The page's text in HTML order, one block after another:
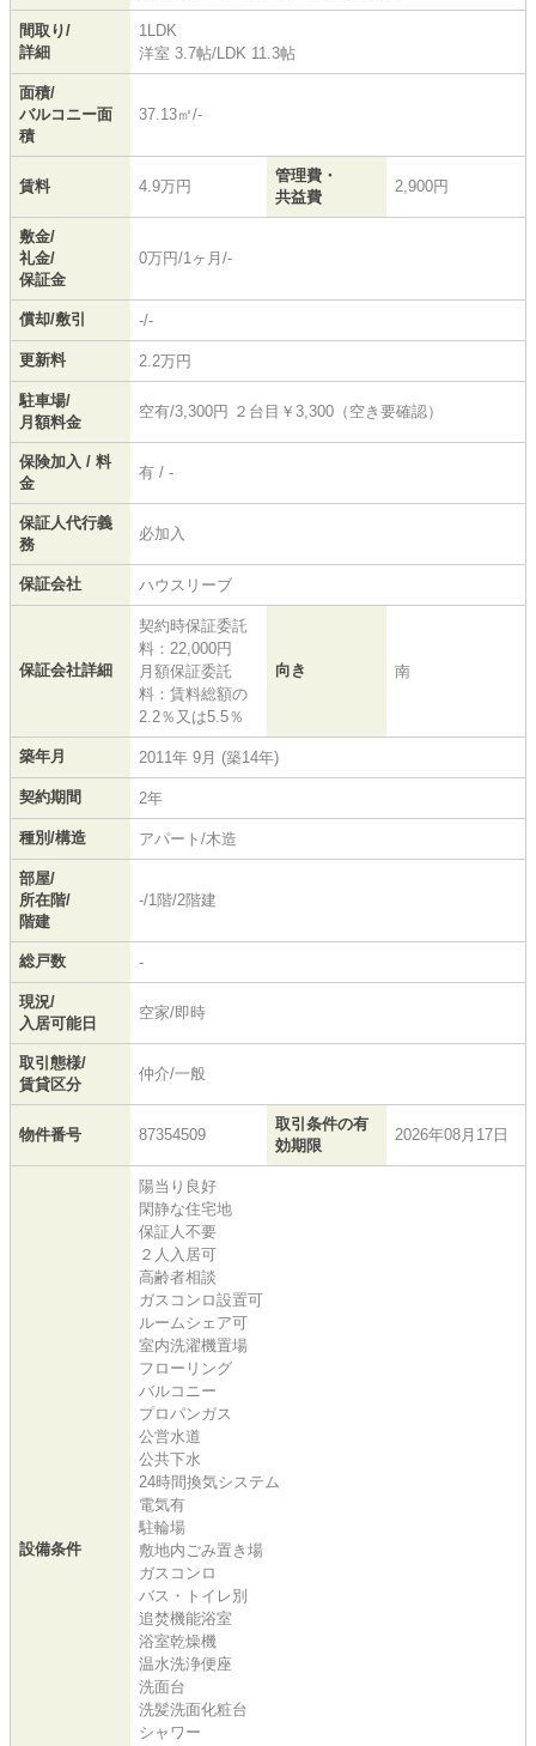
間取り/
詳細
1LDK
洋室 3.7帖/ LDK 11.3帖
面積/
バルコニー面
積
37.13㎡/-
賃料 4.9万円
管理費・
共益費
2,900円
敷金/
礼金/
保証金
0万円/1ヶ月/-
償却/敷引 -/-
更新料 2.2万円
駐車場/
月額料金
空有/3,300円 ２台目￥3,300（空き要確認）
保険加入 / 料
金
有 / -
保証人代行義
務
必加入
保証会社 ハウスリーブ
保証会社詳細
契約時保証委託
料：22,000円
月額保証委託
料：賃料総額の
2.2％又は5.5％
向き 南
築年月 2011年 9月 (築14年)
契約期間 2年
種別/構造 アパート/木造
部屋/
所在階/
階建
-/1階/2階建
総戸数 -
現況/
入居可能日
空家/即時
取引態様/
賃貸区分
仲介/一般
物件番号 87354509
取引条件の有
効期限
2026年08月17日
設備条件
陽当り良好
閑静な住宅地
保証人不要
２人入居可
高齢者相談
ガスコンロ設置可
ルームシェア可
室内洗濯機置場
フローリング
バルコニー
プロパンガス
公営水道
公共下水
24時間換気システム
電気有
駐輪場
敷地内ごみ置き場
ガスコンロ
バス・トイレ別
追焚機能浴室
浴室乾燥機
温水洗浄便座
洗面台
洗髪洗面化粧台
シャワー